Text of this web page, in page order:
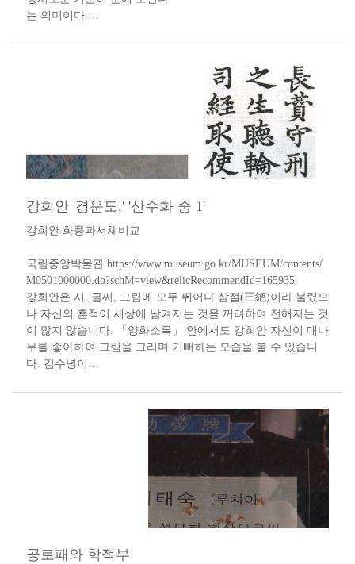
는 의미이다.​…
강희안 '경운도,' '산수화 중 1'
​강희안 화풍과서체비교
국림중앙박물관 https://www.museum.go.kr/MUSEUM/contents/
M0501000000.do?schM=view&relicRecommendId=165935​
강희안은 시, 글씨, 그림에 모두 뛰어나 삼절(三絶)이라 불렸으
나 자신의 흔적이 세상에 남겨지는 것을 꺼려하여 전해지는 것
이 많지 않습니다. 「양화소록」 안에서도 강희안 자신이 대나
무를 좋아하여 그림을 그리며 기뻐하는 모습을 볼 수 있습니
다. 김수녕이…
공로패와 학적부